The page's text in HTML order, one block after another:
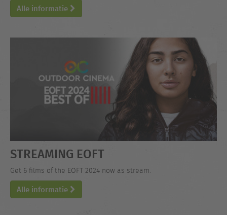
Alle informatie
STREAMING EOFT
Get 6 films of the EOFT 2024 now as stream.
Alle informatie